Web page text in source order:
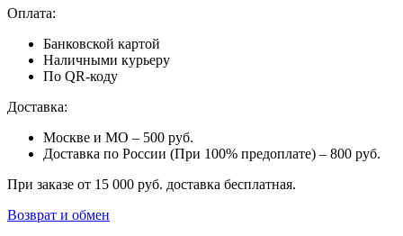
Оплата:
Банковской картой
Наличными курьеру
По QR-коду
Доставка:
Москве и МО – 500 руб.
Доставка по России (При 100% предоплате) – 800 руб.
При заказе от 15 000 руб. доставка бесплатная.
Возврат и обмен